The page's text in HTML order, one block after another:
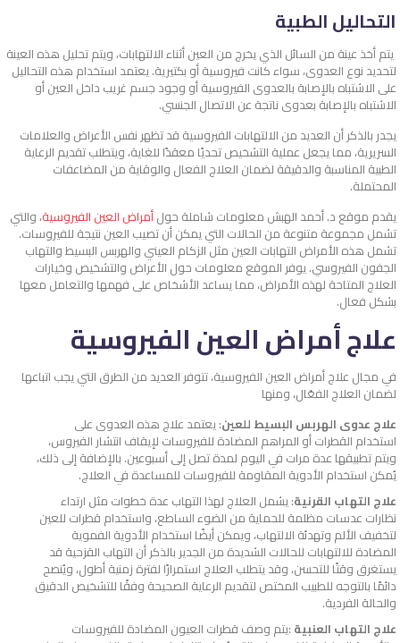
التحاليل الطبية
يتم أخذ عينة من السائل الذي يخرج من العين أثناء الالتهابات، ويتم تحليل هذه العينة
لتحديد نوع العدوى، سواء كانت فيروسية أو بكتيرية. يعتمد استخدام هذه التحاليل
على الاشتباه بالإصابة بالعدوى الفيروسية أو وجود جسم غريب داخل العين أو
الاشتباه بالإصابة بعدوى ناتجة عن الاتصال الجنسي.
يجدر بالذكر أن العديد من الالتهابات الفيروسية قد تظهر نفس الأعراض والعلامات
السريرية، مما يجعل عملية التشخيص تحديًا معقدًا للغاية، ويتطلب تقديم الرعاية
الطبية المناسبة والدقيقة لضمان العلاج الفعال والوقاية من المضاعفات
المحتملة.
يقدم موقع د. أحمد الهبش معلومات شاملة حولأمراض العين الفيروسية، والتي
تشمل مجموعة متنوعة من الحالات التي يمكن أن تصيب العين نتيجة للفيروسات.
تشمل هذه الأمراض التهابات العين مثل الزكام العيني والهربس البسيط والتهاب
الجفون الفيروسي. يوفر الموقع معلومات حول الأعراض والتشخيص وخيارات
العلاج المتاحة لهذه الأمراض، مما يساعد الأشخاص على فهمها والتعامل معها
بشكل فعال.
علاج أمراض العين الفيروسية
في مجال علاج أمراض العين الفيروسية، تتوفر العديد من الطرق التي يجب اتباعها
لضمان العلاج الفعّال، ومنها
علاج عدوى الهربس البسيط للعين: يعتمد علاج هذه العدوى على
استخدام القطرات أو المراهم المضادة للفيروسات لإيقاف انتشار الفيروس،
ويتم تطبيقها عدة مرات في اليوم لمدة تصل إلى أسبوعين. بالإضافة إلى ذلك،
يُمكن استخدام الأدوية المقاومة للفيروسات للمساعدة في العلاج.
علاج التهاب القرنية: يشمل العلاج لهذا التهاب عدة خطوات مثل ارتداء
نظارات عدسات مظلمة للحماية من الضوء الساطع، واستخدام قطرات للعين
لتخفيف الألم وتهدئة الالتهاب، ويمكن أيضًا استخدام الأدوية الفموية
المضادة للالتهابات للحالات الشديدة من الجدير بالذكر أن التهاب القزحية قد
يستغرق وقتًا للتحسن، وقد يتطلب العلاج استمرارًا لفترة زمنية أطول، ويُنصح
دائمًا بالتوجه للطبيب المختص لتقديم الرعاية الصحيحة وفقًا للتشخيص الدقيق
والحالة الفردية.
علاج التهاب العنبية :يتم وصف قطرات العيون المضادة للفيروسات